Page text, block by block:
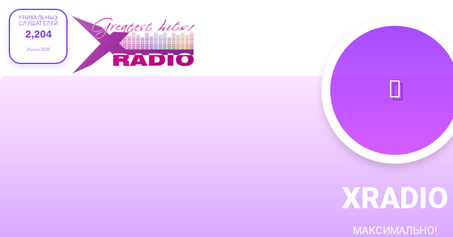
УНИКАЛЬНЫХ
СЛУШАТЕЛЕЙ
2,204
Июле 2026
XRADIO
МАКСИМАЛЬНО!